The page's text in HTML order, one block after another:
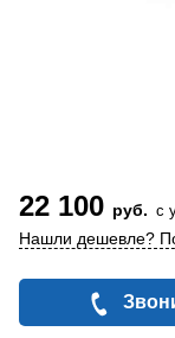
22 100 руб. с
Нашли дешевле?